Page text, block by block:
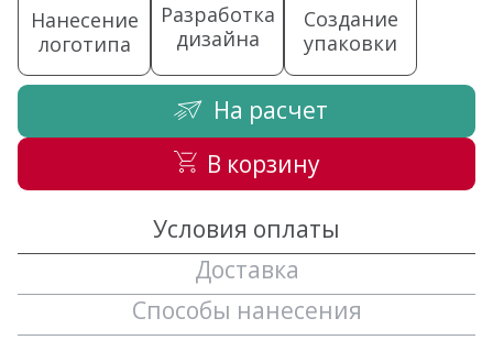
Нанесение
логотипа
Разработка
дизайна
Создание
упаковки
На расчет
В корзину
Условия оплаты
Доставка
Способы нанесения